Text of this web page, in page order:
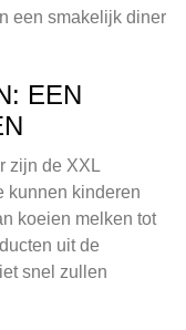
een smakelijk diner
EEN
zijn de XXL
kunnen kinderen
koeien melken tot
uit de
snel zullen